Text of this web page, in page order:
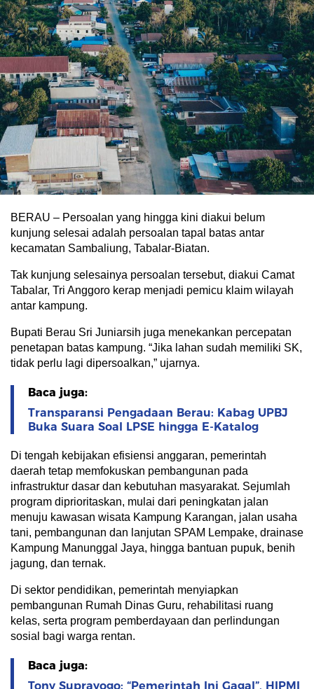
BERAU – Persoalan yang hingga kini diakui belum
kunjung selesai adalah persoalan tapal batas antar
kecamatan Sambaliung, Tabalar-Biatan.
Tak kunjung selesainya persoalan tersebut, diakui Camat
Tabalar, Tri Anggoro kerap menjadi pemicu klaim wilayah
antar kampung.
Bupati Berau Sri Juniarsih juga menekankan percepatan
penetapan batas kampung. “Jika lahan sudah memiliki SK,
tidak perlu lagi dipersoalkan,” ujarnya.
Baca juga:
Transparansi Pengadaan Berau: Kabag UPBJ
Buka Suara Soal LPSE hingga E-Katalog
Di tengah kebijakan efisiensi anggaran, pemerintah
daerah tetap memfokuskan pembangunan pada
infrastruktur dasar dan kebutuhan masyarakat. Sejumlah
program diprioritaskan, mulai dari peningkatan jalan
menuju kawasan wisata Kampung Karangan, jalan usaha
tani, pembangunan dan lanjutan SPAM Lempake, drainase
Kampung Manunggal Jaya, hingga bantuan pupuk, benih
jagung, dan ternak.
Di sektor pendidikan, pemerintah menyiapkan
pembangunan Rumah Dinas Guru, rehabilitasi ruang
kelas, serta program pemberdayaan dan perlindungan
sosial bagi warga rentan.
Baca juga:
Tony Suprayogo: “Pemerintah Ini Gagal”, HIPMI